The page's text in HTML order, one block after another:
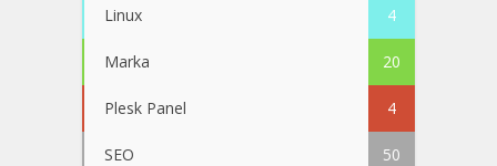
Linux 4
Marka 20
Plesk Panel 4
SEO 50